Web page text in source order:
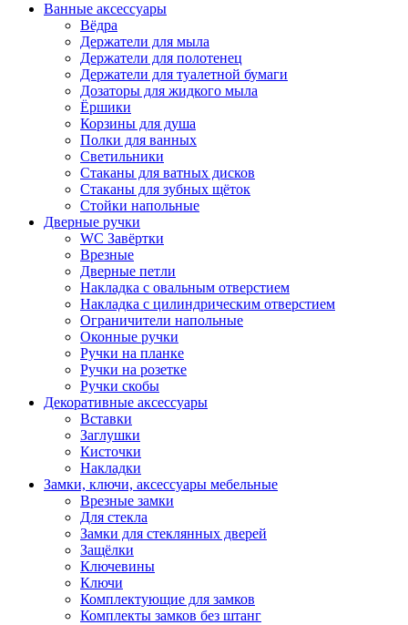
Ванные аксессуары
Вёдра
Держатели для мыла
Держатели для полотенец
Держатели для туалетной бумаги
Дозаторы для жидкого мыла
Ёршики
Корзины для душа
Полки для ванных
Светильники
Стаканы для ватных дисков
Стаканы для зубных щёток
Стойки напольные
Дверные ручки
WC Завёртки
Врезные
Дверные петли
Накладка с овальным отверстием
Накладка с цилиндрическим отверстием
Ограничители напольные
Оконные ручки
Ручки на планке
Ручки на розетке
Ручки скобы
Декоративные аксессуары
Вставки
Заглушки
Кисточки
Накладки
Замки, ключи, аксессуары мебельные
Врезные замки
Для стекла
Замки для стеклянных дверей
Защёлки
Ключевины
Ключи
Комплектующие для замков
Комплекты замков без штанг